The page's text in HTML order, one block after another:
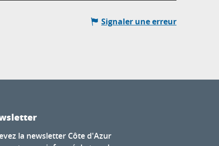
Signaler une erreur
la newsletter Côte d'Azur